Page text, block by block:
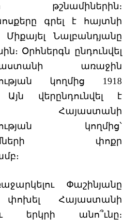
թշնամիներին։
գրել է հայտնի
Նալբանդյանը
Օրհներգն ընդունվել
առաջին
կողմից 1918
Այն վերընդունվել է
Հայաստանի
կողմից՝
փոքր
Փաշինյանը
փոխել Հայաստանի
երկրի անո՞ւնը։